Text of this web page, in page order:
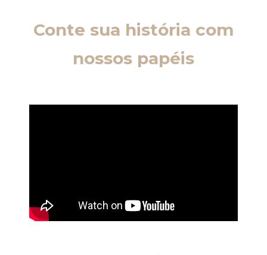
Conte sua história com
nossos papéis